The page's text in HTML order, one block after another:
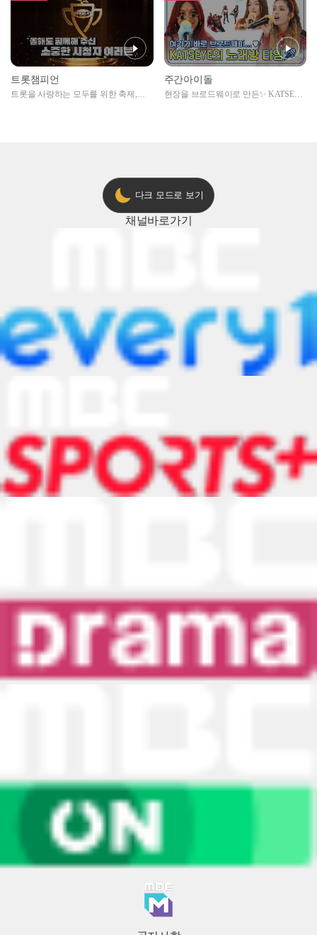
트롯챔피언
트롯을 사랑하는 모두를 위한 축제,
주간아이돌
현장을 브로드웨이로 만든✨ KATSEYE
다크 모드로 보기
채널바로가기